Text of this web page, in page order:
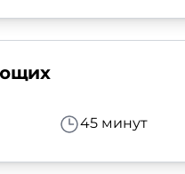
45 минут